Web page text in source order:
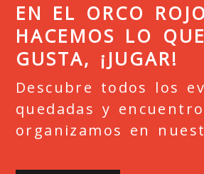
EN EL ORCO ROJO
HACEMOS LO
GUSTA, ¡JUGAR!
Descubre todos los
quedadas y
organizamos en